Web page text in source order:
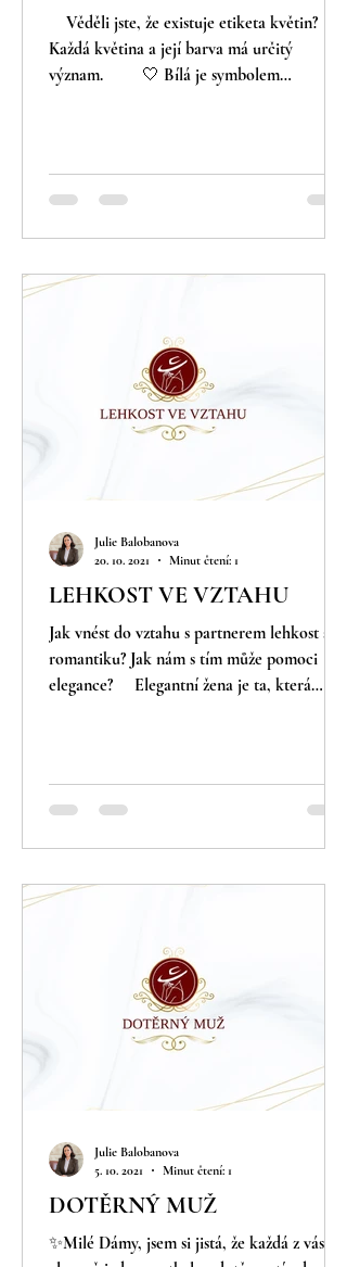
⠀ Věděli jste, že existuje etiketa květin? ⠀
Každá květina a její barva má určitý
význam. ⠀ ⠀ 🤍 Bílá je symbolem
LEHKOST VE VZTAHU
Jak vnést do vztahu s partnerem lehkost a
romantiku? Jak nám s tím může pomoci
elegance? ⠀ Elegantní žena je ta, která
Julie Balobanova
20. 10. 2021
Minut čtení: 1
DOTĚRNÝ MUŽ
✨Milé Dámy, jsem si jistá, že každá z vás se
Julie Balobanova
5. 10. 2021
Minut čtení: 1